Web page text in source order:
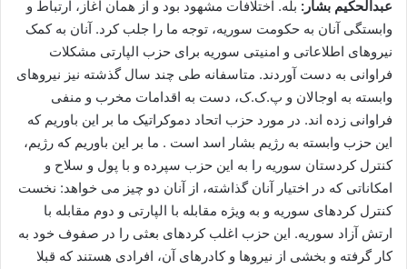
عبدالحکیم بشار: بله. اختلافات مشهود بود و از همان آغاز، ارتباط و
وابستگی آنان به حکومت سوریه، توجه ما را جلب کرد. آنان به کمک
نیروهای اطلاعاتی و امنیتی سوریه برای حزب الپارتی مشکلات
فراوانی به دست آوردند. متاسفانه طی چند سال گذشته نیز نیروهای
وابسته به اوجالان و پ.ک.ک، دست به اقدامات مخرب و منفی
فراوانی زده اند. در مورد حزب اتحاد دموکراتیک ما بر این باوریم که
این حزب وابسته به رژیم بشار اسد است . ما بر این باوریم که رژیم،
کنترل کردستان سوریه را به این حزب سپرده و با پول و سلاح و
امکاناتی که در اختیار آنان گذاشته، از آنان دو چیز می خواهد: نخست
کنترل کردهای سوریه و به ویژه مقابله با الپارتی و دوم مقابله با
ارتش آزاد سوریه. این حزب اغلب کردهای بعثی را در صفوف خود به
کار گرفته و بخشی از نیروها و کادرهای آن، افرادی هستند که قبلا